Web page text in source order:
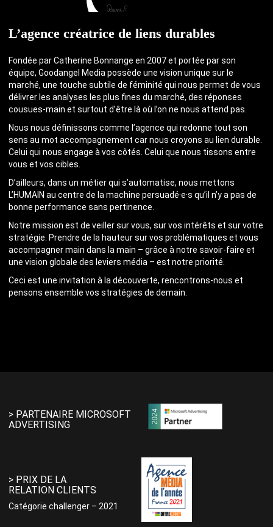
L’agence créatrice de liens durables
Fondée par Catherine Bonnange en 2007 et portée par son
équipe, Goodangel Media possède une vision unique sur le
marché, une touche subtile de féminité qui nous permet de vous
délivrer les analyses les plus fines du marché, des réponses
cousues-main et surtout d’être là où l’on ne nous attend pas.
Nous nous définissons comme l’agence qui redonne tout son
sens au mot accompagnement car nous croyons au lien durable.
Celui qui nous engage à vos côtés. Celui que nous tissons entre
vous et vos cibles.
D’ailleurs, dans un métier qui s’automatise, nous mettons
L’HUMAIN au centre de la machine persuadé·e·s qu’il n’y a pas de
bonne performance sans pertinence.
Notre mission est de veiller sur vous, sur vos intérêts et sur votre
stratégie. Prendre de la hauteur sur vos problématiques et vous
accompagner main dans la main – grâce à notre savoir-faire et
une vision globale des leviers média – est notre priorité.
Ceci est une invitation à la découverte, rencontrons-nous et
pensons ensemble vos stratégies de demain.
> PARTENAIRE MICROSOFT
ADVERTISING
> PRIX DE LA
RELATION CLIENTS
Catégorie challenger – 2021